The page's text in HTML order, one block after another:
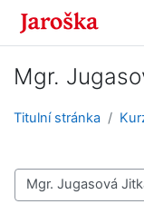
Přejít k hlavnímu obsahu
Mgr.
Titulní stránka
Kategorie kurzů